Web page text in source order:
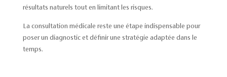
résultats naturels tout en limitant les risques.
La consultation médicale reste une étape indispensable pour
poser un diagnostic et définir une stratégie adaptée dans le
temps.